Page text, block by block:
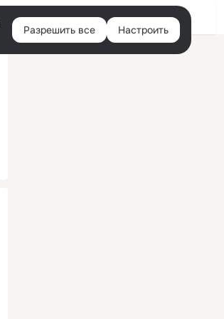
Войти
Разрешить все Настроить